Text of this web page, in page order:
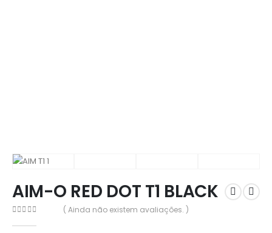
AIM-O RED DOT T1 BLACK
( Ainda não existem avaliações. )